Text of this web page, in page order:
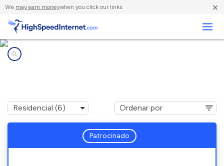
We may earn moneywhen you click our links. ×
Patrocinado